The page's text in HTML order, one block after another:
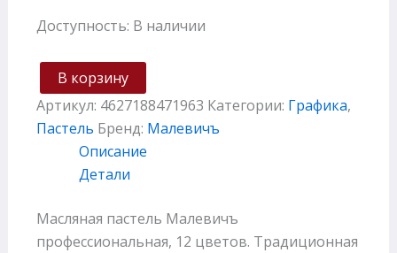
Доступность: В наличии
В корзину
Артикул: 4627188471963 Категории: Графика,
Пастель Бренд: Малевичъ
Описание
Детали
Масляная пастель Малевичъ
профессиональная, 12 цветов. Традиционная